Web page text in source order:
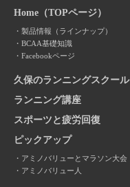
Home（TOPページ）
製品情報（ラインナップ）
BCAA基礎知識
Facebookページ
久保のランニングスクール
ランニング講座
スポーツと疲労回復
ピックアップ
アミノバリューとマラソン大会
アミノバリュー人